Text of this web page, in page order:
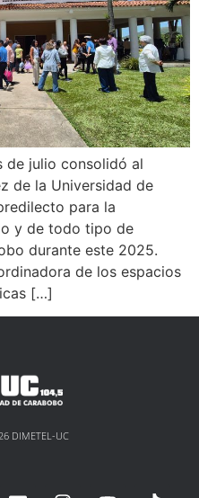
de julio consolidó al
de la Universidad de
para la
y de todo tipo de
durante este 2025.
de los espacios
[…]
DIMETEL-UC